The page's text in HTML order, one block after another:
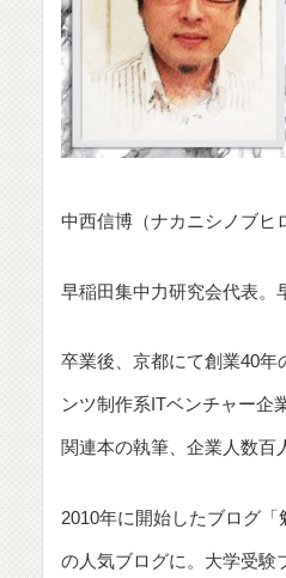
中西信博（ナカニシノブヒ
早稲田集中力研究会代表。
卒業後、京都にて創業40
ンツ制作系ITベンチャー企
関連本の執筆、企業人数百
2010年に開始したブログ
の人気ブログに。大学受験